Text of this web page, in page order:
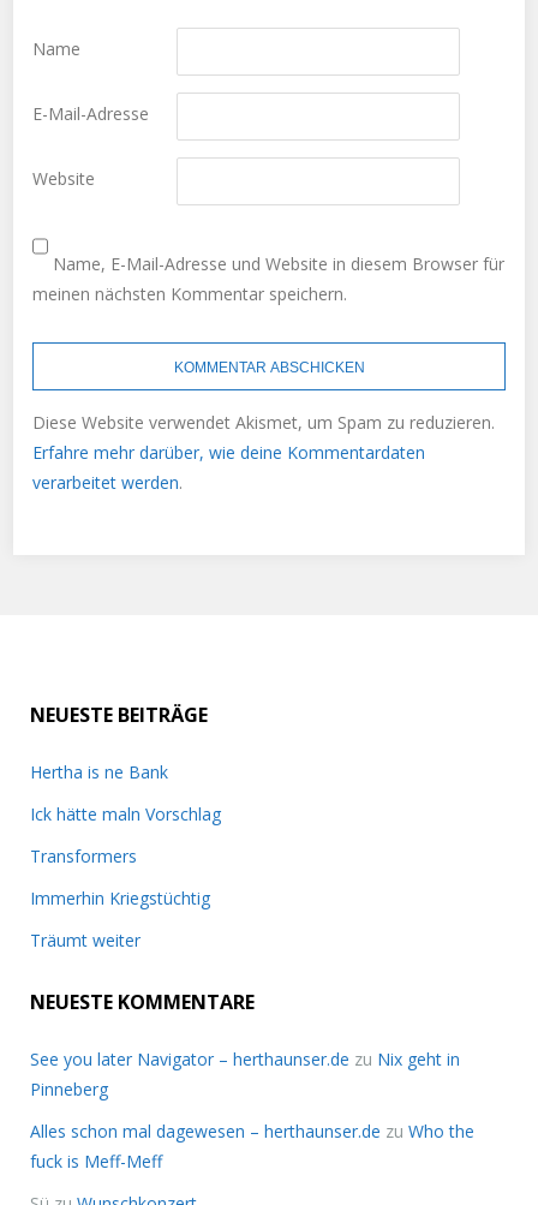
Name
E-Mail-Adresse
Website
Name, E-Mail-Adresse und Website in diesem Browser für
meinen nächsten Kommentar speichern.
Diese Website verwendet Akismet, um Spam zu reduzieren.
Erfahre mehr darüber, wie deine Kommentardaten
verarbeitet werden.
NEUESTE BEITRÄGE
Hertha is ne Bank
Ick hätte maln Vorschlag
Transformers
Immerhin Kriegstüchtig
Träumt weiter
NEUESTE KOMMENTARE
See you later Navigator – herthaunser.de zu Nix geht in
Pinneberg
Alles schon mal dagewesen – herthaunser.de zu Who the
fuck is Meff-Meff